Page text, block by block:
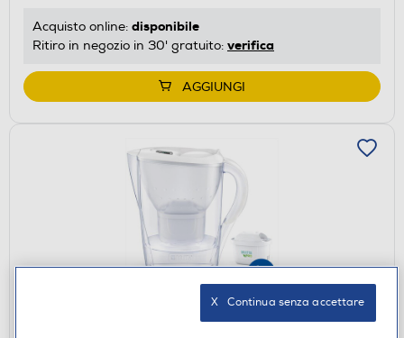
Acquisto online: disponibile
Ritiro in negozio in 30' gratuito: verifica
AGGIUNGI
BRITA - Caraffa filtrante MARELLA MXPRO-
X   Continua senza accettare